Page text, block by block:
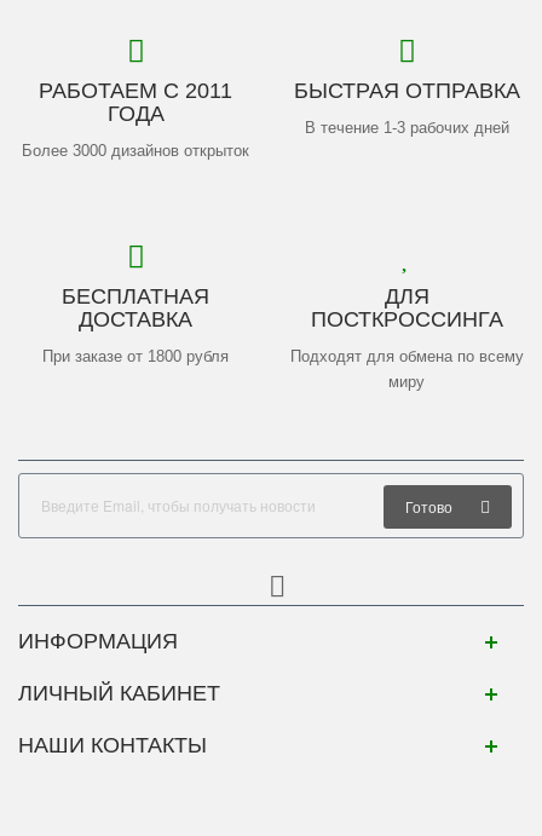
РАБОТАЕМ С 2011
ГОДА
Более 3000 дизайнов открыток
БЫСТРАЯ ОТПРАВКА
В течение 1-3 рабочих дней
БЕСПЛАТНАЯ
ДОСТАВКА
При заказе от 1800 рубля
ДЛЯ
ПОСТКРОССИНГА
Подходят для обмена по всему
миру
Готово
ИНФОРМАЦИЯ
ЛИЧНЫЙ КАБИНЕТ
НАШИ КОНТАКТЫ